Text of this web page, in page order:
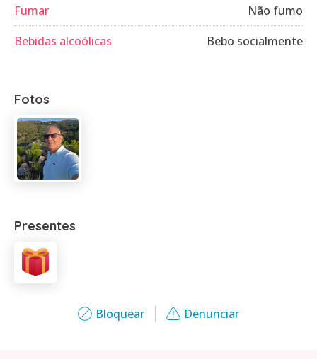
Bloquear Denunciar
Fumar
Não fumo
Bebidas alcoólicas
Bebo socialmente
Fotos
Presentes